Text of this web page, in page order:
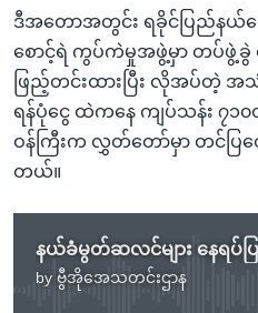
ဒီအတောအတွင်း ရခိုင်ပြည်နယ်မြ
စောင့်ရဲ ကွပ်ကဲမှုအဖွဲ့မှာ တပ်ဖွဲ့ခွဲ
ဖြည့်တင်းထားပြီး လိုအပ်တဲ့
ရန်ပုံငွေ ထဲကနေ ကျပ်သန်း ၇၁
ဝန်ကြီးက လွှတ်တော်မှာ တင်ပြတ
တယ်။
by ဗွီအိုအေသတင်းဌာန
No media source